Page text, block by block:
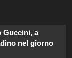
Guccini, a
nel giorno